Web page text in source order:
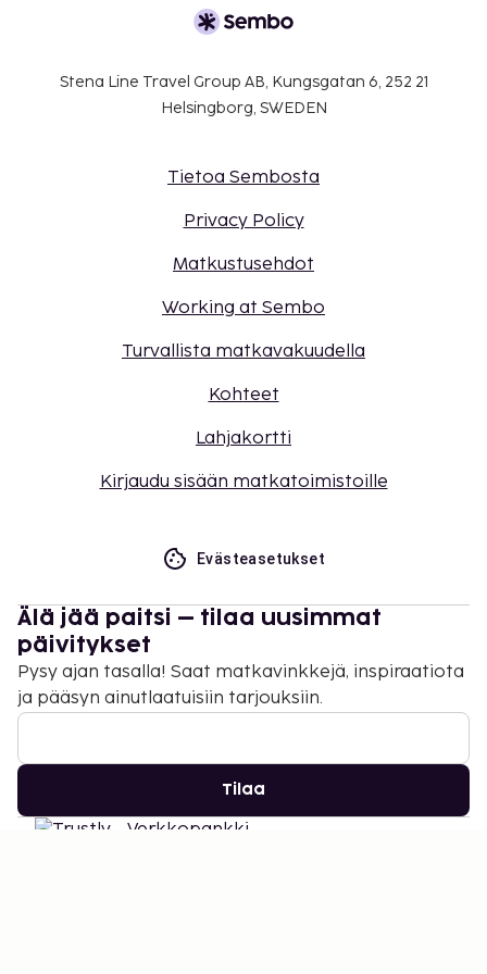
Kaikki maksut voidaan maksaa käteisettömillä
Stena Line Travel Group AB, Kungsgatan 6, 252 21
Helsingborg, SWEDEN
Tietoa Sembosta
Privacy Policy
Matkustusehdot
Working at Sembo
Turvallista matkavakuudella
Kohteet
Lahjakortti
Kirjaudu sisään matkatoimistoille
Evästeasetukset
Älä jää paitsi – tilaa uusimmat
päivitykset
Pysy ajan tasalla! Saat matkavinkkejä, inspiraatiota
ja pääsyn ainutlaatuisiin tarjouksiin.
Tilaa